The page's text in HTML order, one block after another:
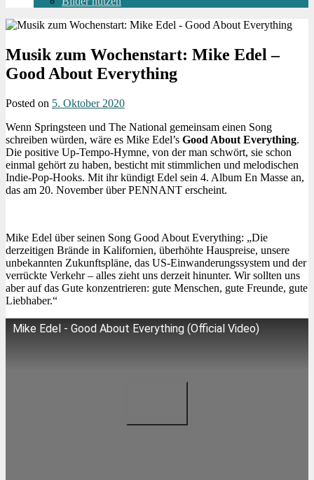
Musik zum Wochenstart: Mike Edel –
Good About Everything
Posted on 5. Oktober 2020
Wenn Springsteen und The National gemeinsam einen Song
schreiben würden, wäre es Mike Edel’s Good About Everything.
Die positive Up-Tempo-Hymne, von der man schwört, sie schon
einmal gehört zu haben, besticht mit stimmlichen und melodischen
Indie-Pop-Hooks. Mit ihr kündigt Edel sein 4. Album En Masse an,
das am 20. November über PENNANT erscheint.
Mike Edel über seinen Song Good About Everything: „Die
derzeitigen Brände in Kalifornien, überhöhte Hauspreise, unsere
unbekannten Zukunftspläne, das US-Einwanderungssystem und der
verrückte Verkehr – alles zieht uns derzeit hinunter. Wir sollten uns
aber auf das Gute konzentrieren: gute Menschen, gute Freunde, gute
Liebhaber.“
Mike Edel - Good About Everything (Official Video)